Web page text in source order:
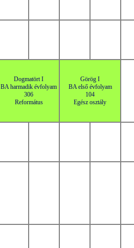
Dogmatört I
BA harmadik évfolyam
306
Református
Görög I
BA első évfolyam
104
Egész osztály